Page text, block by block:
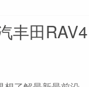
丰田RAV4